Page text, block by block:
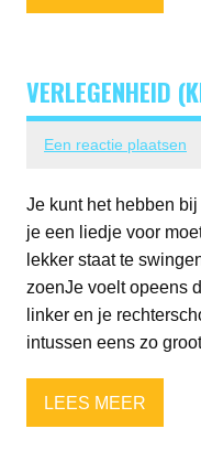
VERLEGENHEID
Een reactie plaatsen
Je kunt het hebben
je een liedje voor
lekker staat te
zoenJe voelt opeens
linker en je
intussen eens zo groot
LEES MEER